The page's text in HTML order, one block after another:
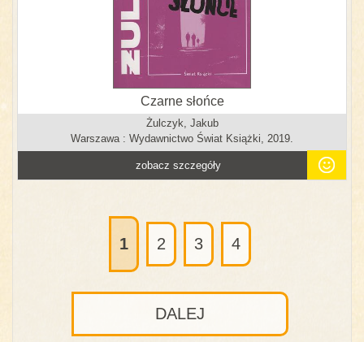
Czarne słońce
Żulczyk, Jakub
Warszawa : Wydawnictwo Świat Książki, 2019.
zobacz szczegóły
1 2 3 4
DALEJ